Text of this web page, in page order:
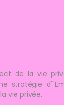
de la vie
stratégie
vie privée.